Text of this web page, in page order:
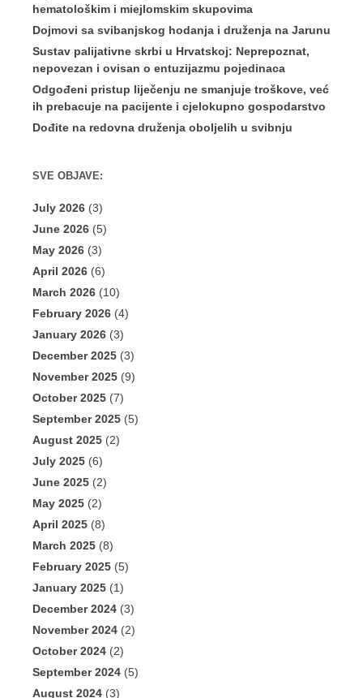
hematološkim i miejlomskim skupovima
Dojmovi sa svibanjskog hodanja i druženja na Jarunu
Sustav palijativne skrbi u Hrvatskoj: Neprepoznat,
nepovezan i ovisan o entuzijazmu pojedinaca
Odgođeni pristup liječenju ne smanjuje troškove, već
ih prebacuje na pacijente i cjelokupno gospodarstvo
Dođite na redovna druženja oboljelih u svibnju
SVE OBJAVE:
July 2026 (3)
June 2026 (5)
May 2026 (3)
April 2026 (6)
March 2026 (10)
February 2026 (4)
January 2026 (3)
December 2025 (3)
November 2025 (9)
October 2025 (7)
September 2025 (5)
August 2025 (2)
July 2025 (6)
June 2025 (2)
May 2025 (2)
April 2025 (8)
March 2025 (8)
February 2025 (5)
January 2025 (1)
December 2024 (3)
November 2024 (2)
October 2024 (2)
September 2024 (5)
August 2024 (3)